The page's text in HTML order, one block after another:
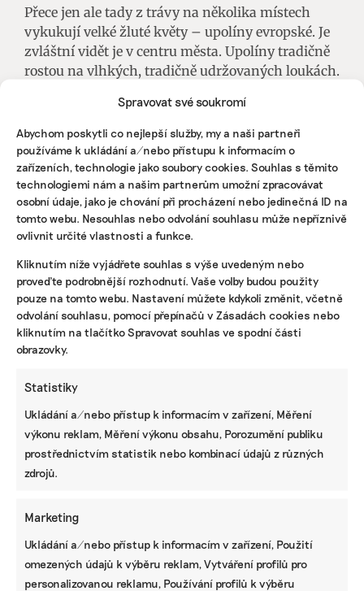
Spravovat své soukromí
Abychom poskytli co nejlepší služby, my a naši partneři
používáme k ukládání a/nebo přístupu k informacím o
zařízeních, technologie jako soubory cookies. Souhlas s těmito
technologiemi nám a našim partnerům umožní zpracovávat
osobní údaje, jako je chování při procházení nebo jedinečná ID na
tomto webu. Nesouhlas nebo odvolání souhlasu může nepříznivě
ovlivnit určité vlastnosti a funkce.
Kliknutím níže vyjádřete souhlas s výše uvedeným nebo
proveďte podrobnější rozhodnutí. Vaše volby budou použity
pouze na tomto webu. Nastavení můžete kdykoli změnit, včetně
odvolání souhlasu, pomocí přepínačů v Zásadách cookies nebo
kliknutím na tlačítko Spravovat souhlas ve spodní části
obrazovky.
Statistiky
Ukládání a/nebo přístup k informacím v zařízení, Měření
výkonu reklam, Měření výkonu obsahu, Porozumění publiku
prostřednictvím statistik nebo kombinací údajů z různých
zdrojů.
Marketing
Ukládání a/nebo přístup k informacím v zařízení, Použití
omezených údajů k výběru reklam, Vytváření profilů pro
personalizovanou reklamu, Používání profilů k výběru
Přece jen ale tady z trávy na několika místech
vykukují velké žluté květy – upolíny evropské. Je
zvláštní vidět je v centru města. Upolíny tradičně
rostou na vlhkých, tradičně udržovaných loukách.
upolínů. Že by nalezly nový domov na umělých
městských loukách?
Merle mi mezitím ukazuje úzké pásy posekané
trávy, které oddělují frekventovaný chodník od
louky. „To děláme, aby se lidé nebáli, že oni nebo
jejich mazlíčci chytnou klíště,“ komentuje úpravu.
Zbytek louky se seče jednou až dvakrát do roka,
tedy výrazně méně, než je u městských parků
běžné. Dalo by se proto očekávat, že město oproti
klasickému parku ušetří za údržbu, Merle mi však
vysvětluje, že zatím je to paradoxně naopak.
„Firmy, které údržbu provádějí, nemají stroje,
sebrat a odvézt. Je navíc potřeba mít i určité
znalosti, aby člověk věděl, co posekat a co nechat,“
říká.
Seč tak zatím obstarávají dobrovolníci s kosou. To
větším měřítku. Architektky se proto snaží najít
do budoucna lepší řešení. Zatím se ale bez
dobrovolníků, kteří v jemném dešti sázejí poslední
rostliny, neobejdou.